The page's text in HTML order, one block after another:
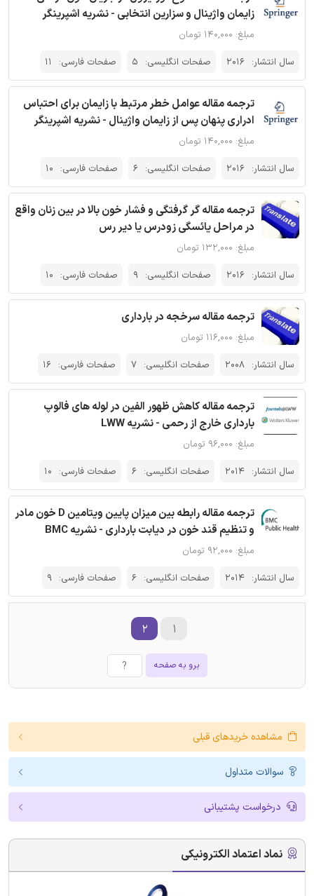
زایمان واژینال و سزارین انتخابی - نشریه اشپرینگر
مبلغ: ۱۴۰,۰۰۰ تومان
سال انتشار: 2016 صفحات انگلیسی: 5 صفحات فارسی: 11
ترجمه مقاله عوامل خطر مرتبط با زایمان برای احتباس
ادراری پنهان پس از زایمان واژینال - نشریه اشپرینگر
مبلغ: ۱۴۰,۰۰۰ تومان
سال انتشار: 2016 صفحات انگلیسی: 6 صفحات فارسی: 10
ترجمه مقاله گر گرفتگی و فشار خون بالا در بین زنان واقع
در مراحل یائسگی زودرس یا دیر رس
مبلغ: ۱۳۲,۰۰۰ تومان
سال انتشار: 2016 صفحات انگلیسی: 9 صفحات فارسی: 10
ترجمه مقاله سرخجه در بارداری
مبلغ: ۱۱۶,۰۰۰ تومان
سال انتشار: 2008 صفحات انگلیسی: 7 صفحات فارسی: 16
ترجمه مقاله کاهش ظهور الفین در لوله های فالوپ
بارداری خارج از رحمی - نشریه LWW
مبلغ: ۹۶,۰۰۰ تومان
سال انتشار: 2014 صفحات انگلیسی: 6 صفحات فارسی: 10
ترجمه مقاله رابطه بین میزان پایین ویتامین D خون مادر
و تنظیم قند خون در دیابت بارداری - نشریه BMC
مبلغ: ۹۲,۰۰۰ تومان
سال انتشار: 2014 صفحات انگلیسی: 6 صفحات فارسی: 9
برو به صفحه
۱ ۲
مشاهده خریدهای قبلی
سوالات متداول
درخواست پشتیبانی
نماد اعتماد الکترونیکی